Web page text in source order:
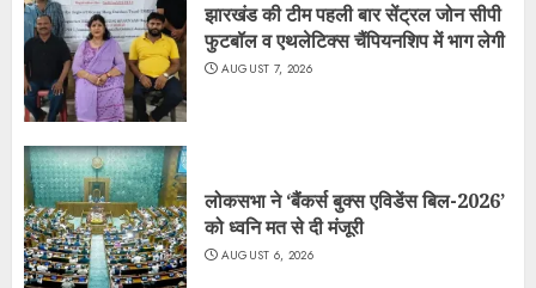
झारखंड की टीम पहली बार सेंट्रल जोन सीपी
फुटबॉल व एथलेटिक्स चैंपियनशिप में भाग लेगी
AUGUST 7, 2026
लोकसभा ने ‘बैंकर्स बुक्स एविडेंस बिल-2026’
को ध्वनि मत से दी मंजूरी
AUGUST 6, 2026